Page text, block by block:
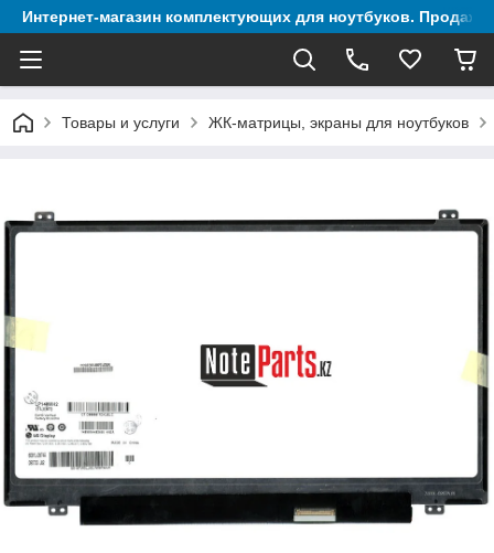
Интернет-магазин комплектующих для ноутбуков. Продажа
Товары и услуги ЖК-матрицы, экраны для ноутбуков